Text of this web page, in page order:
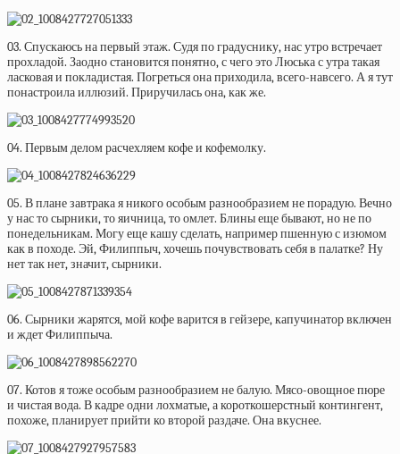
03. Спускаюсь на первый этаж. Судя по градуснику, нас утро встречает
прохладой. Заодно становится понятно, с чего это Люська с утра такая
ласковая и покладистая. Погреться она приходила, всего-навсего. А я тут
понастроила иллюзий. Приручилась она, как же.
04. Первым делом расчехляем кофе и кофемолку.
05. В плане завтрака я никого особым разнообразием не порадую. Вечно
у нас то сырники, то яичница, то омлет. Блины еще бывают, но не по
понедельникам. Могу еще кашу сделать, например пшенную с изюмом
как в походе. Эй, Филиппыч, хочешь почувствовать себя в палатке? Ну
нет так нет, значит, сырники.
06. Сырники жарятся, мой кофе варится в гейзере, капучинатор включен
и ждет Филиппыча.
07. Котов я тоже особым разнообразием не балую. Мясо-овощное пюре
и чистая вода. В кадре одни лохматые, а короткошерстный контингент,
похоже, планирует прийти ко второй раздаче. Она вкуснее.